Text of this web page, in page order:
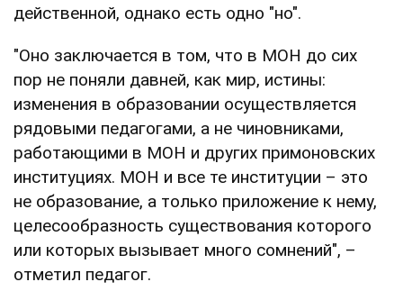
действенной, однако есть одно "но".
"Оно заключается в том, что в МОН до сих
пор не поняли давней, как мир, истины:
изменения в образовании осуществляется
рядовыми педагогами, а не чиновниками,
работающими в МОН и других примоновских
институциях. МОН и все те институции – это
не образование, а только приложение к нему,
целесообразность существования которого
или которых вызывает много сомнений", –
отметил педагог.